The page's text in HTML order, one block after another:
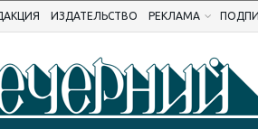
ИЗДАТЕЛЬСТВО РЕКЛАМА